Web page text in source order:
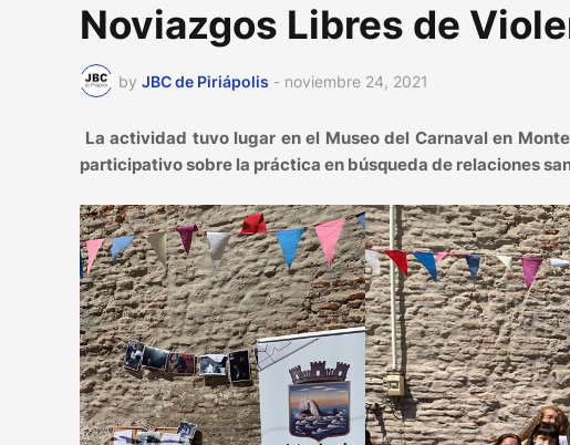
Noviazgos Libres de
by JBC de Piriápolis - noviembre 24, 2021
La actividad tuvo lugar en el Museo del Carnaval en
participativo sobre la práctica en búsqueda de relaciones